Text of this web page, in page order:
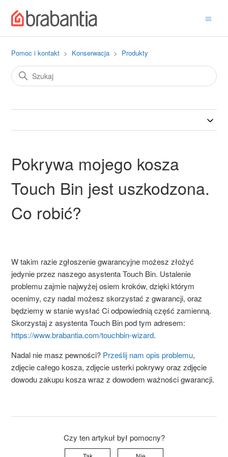
Pomoc i kontakt Konserwacja Produkty
Pokrywa mojego kosza
Touch Bin jest uszkodzona.
Co robić?
W takim razie zgłoszenie gwarancyjne możesz złożyć
jedynie przez naszego asystentaTouch Bin. Ustalenie
problemu zajmie najwyżej osiem kroków, dzięki którym
ocenimy, czy nadal możesz skorzystać z gwarancji, oraz
będziemy w stanie wysłać Ci odpowiednią część zamienną.
Skorzystaj z asystentaTouch Bin pod tym adresem:
https://www.brabantia.com/touchbin-wizard.
Nadal nie masz pewności? Prześlij nam opis problemu,
zdjęcie całego kosza, zdjęcie usterki pokrywy oraz zdjęcie
dowodu zakupu kosza wraz z dowodem ważności gwarancji.
Czy ten artykuł był pomocny?